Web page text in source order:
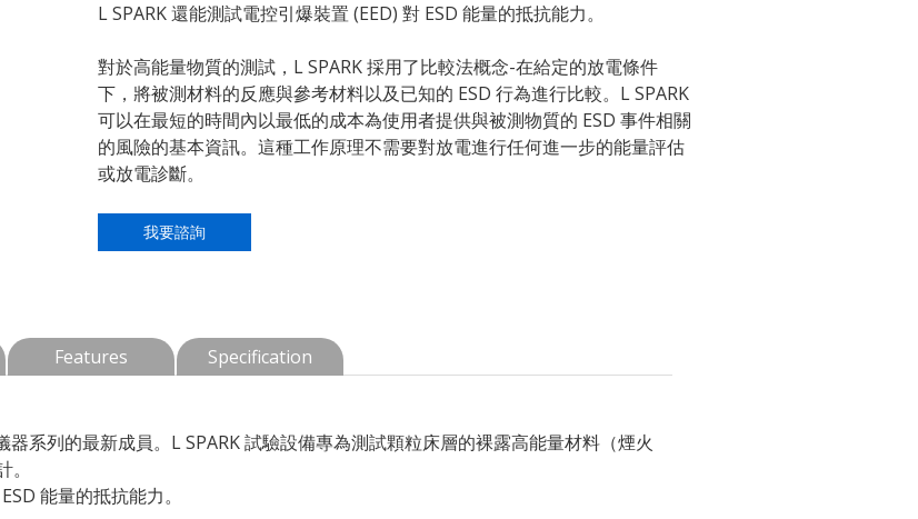
L SPARK 還能測試電控引爆裝置 (EED) 對 ESD 能量的抵抗能力。
對於高能量物質的測試，L SPARK 採用了比較法概念-在給定的放電條件
下，將被測材料的反應與參考材料以及已知的 ESD 行為進行比較。L SPARK
可以在最短的時間內以最低的成本為使用者提供與被測物質的 ESD 事件相關
的風險的基本資訊。這種工作原理不需要對放電進行任何進一步的能量評估
或放電診斷。
我要諮詢
Features Specification
系列的最新成員。L SPARK 試驗設備專為測試顆粒床層的裸露高能量材料（煙火
能量的抵抗能力。